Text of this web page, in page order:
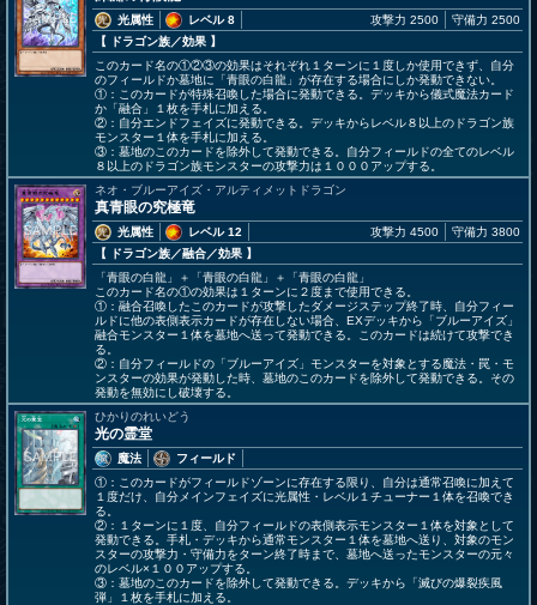
光属性
レベル 8
【 ドラゴン族／効果 】
攻撃力 2500 守備力 2500
このカード名の①②③の効果はそれぞれ１ターンに１度しか使用できず、自分
のフィールドか墓地に「青眼の白龍」が存在する場合にしか発動できない。
①：このカードが特殊召喚した場合に発動できる。デッキから儀式魔法カード
か「融合」１枚を手札に加える。
②：自分エンドフェイズに発動できる。デッキからレベル８以上のドラゴン族
モンスター１体を手札に加える。
③：墓地のこのカードを除外して発動できる。自分フィールドの全てのレベル
８以上のドラゴン族モンスターの攻撃力は１０００アップする。
ネオ・ブルーアイズ・アルティメットドラゴン
真青眼の究極竜
光属性
レベル 12
【 ドラゴン族／融合／効果 】
攻撃力 4500 守備力 3800
「青眼の白龍」＋「青眼の白龍」＋「青眼の白龍」
このカード名の①の効果は１ターンに２度まで使用できる。
①：融合召喚したこのカードが攻撃したダメージステップ終了時、自分フィー
ルドに他の表側表示カードが存在しない場合、EXデッキから「ブルーアイズ」
融合モンスター１体を墓地へ送って発動できる。このカードは続けて攻撃でき
る。
②：自分フィールドの「ブルーアイズ」モンスターを対象とする魔法・罠・モ
ンスターの効果が発動した時、墓地のこのカードを除外して発動できる。その
発動を無効にし破壊する。
ひかりのれいどう
光の霊堂
魔法
フィールド
①：このカードがフィールドゾーンに存在する限り、自分は通常召喚に加えて
１度だけ、自分メインフェイズに光属性・レベル１チューナー１体を召喚でき
る。
②：１ターンに１度、自分フィールドの表側表示モンスター１体を対象として
発動できる。手札・デッキから通常モンスター１体を墓地へ送り、対象のモン
スターの攻撃力・守備力をターン終了時まで、墓地へ送ったモンスターの元々
のレベル×１００アップする。
③：墓地のこのカードを除外して発動できる。デッキから「滅びの爆裂疾風
弾」１枚を手札に加える。